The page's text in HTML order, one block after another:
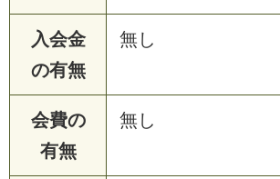
入会金
の有無
無し
会費の
有無
無し